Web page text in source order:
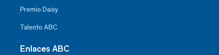
Premio Daisy
Talento ABC
Enlaces ABC